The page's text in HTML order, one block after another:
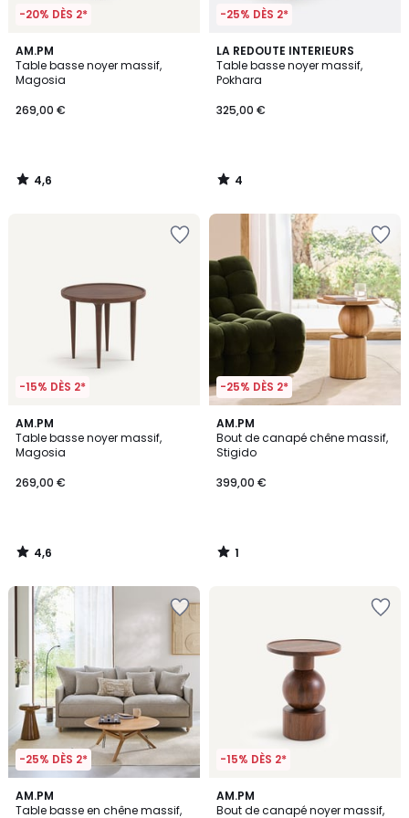
-20% DÈS 2*
AM.PM
Table basse noyer massif,
Magosia
269,00 €
4,6
/ 5
4,6
/
-25% DÈS 2*
LA REDOUTE INTERIEURS
Table basse noyer massif,
Pokhara
325,00 €
4
/
5
4
/
-15% DÈS 2*
AM.PM
Table basse noyer massif,
Magosia
269,00 €
4,6
/ 5
4,6
/
-25% DÈS 2*
AM.PM
Bout de canapé chêne massif,
Stigido
399,00 €
1
/
5
1
/
-25% DÈS 2*
AM.PM
Table basse en chêne massif,
-15% DÈS 2*
AM.PM
Bout de canapé noyer massif,
5
/